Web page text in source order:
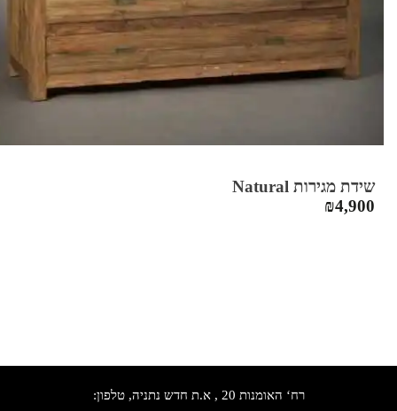
שידת מגירות Natural
₪4,900
רח‘ האומנות 20 , א.ת חדש נתניה, טלפון: